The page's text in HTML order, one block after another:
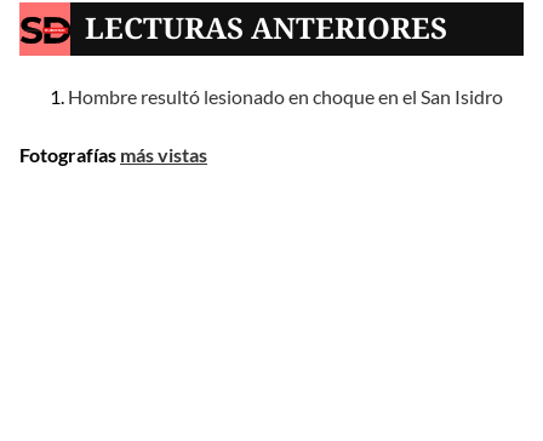
LECTURAS ANTERIORES
Hombre resultó lesionado en choque en el San Isidro
Fotografías más vistas